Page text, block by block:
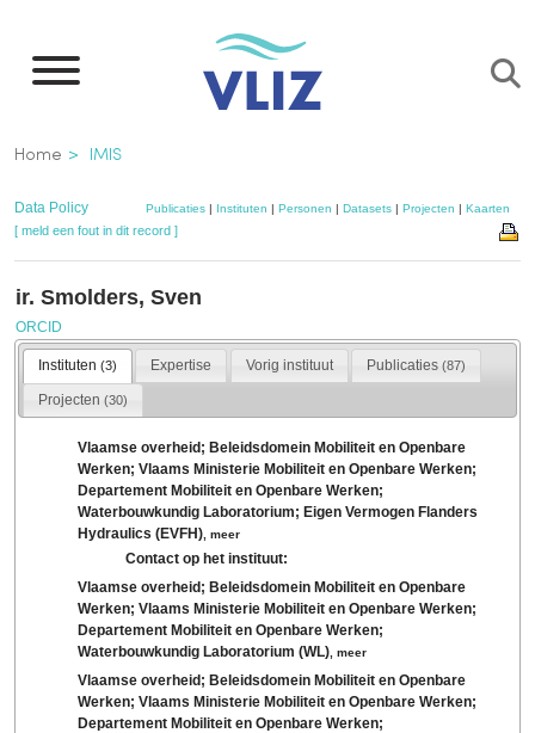
naar
inhoud
gaan
Kruimelpad
Home IMIS
Data Policy Publicaties| Instituten | Personen | Datasets| Projecten | Kaarten
[ meld een fout in dit record ]
ir. Smolders, Sven
ORCID
Instituten (3) Expertise Vorig instituut Publicaties (87)
Projecten (30)
Vlaamse overheid; Beleidsdomein Mobiliteit en Openbare
Werken; Vlaams Ministerie Mobiliteit en Openbare Werken;
Departement Mobiliteit en Openbare Werken;
Waterbouwkundig Laboratorium; Eigen Vermogen Flanders
Hydraulics (EVFH) ,meer
Contact op het instituut:
Vlaamse overheid; Beleidsdomein Mobiliteit en Openbare
Werken; Vlaams Ministerie Mobiliteit en Openbare Werken;
Departement Mobiliteit en Openbare Werken;
Waterbouwkundig Laboratorium (WL) ,meer
Vlaamse overheid; Beleidsdomein Mobiliteit en Openbare
Werken; Vlaams Ministerie Mobiliteit en Openbare Werken;
Departement Mobiliteit en Openbare Werken;